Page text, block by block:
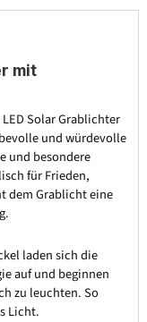
mit
Solar Grablichter
und würdevolle
und besondere
für Frieden,
dem Grablicht eine
laden sich die
auf und beginnen
zu leuchten. So
Licht.